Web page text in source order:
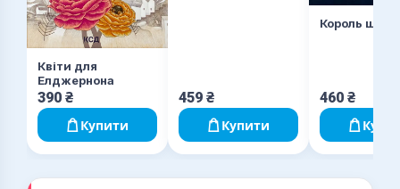
Квіти для
Елджернона
390 ₴
Купити
459 ₴
Купити
Король
460 ₴